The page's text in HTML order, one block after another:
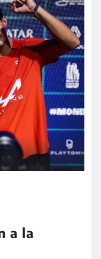
a la